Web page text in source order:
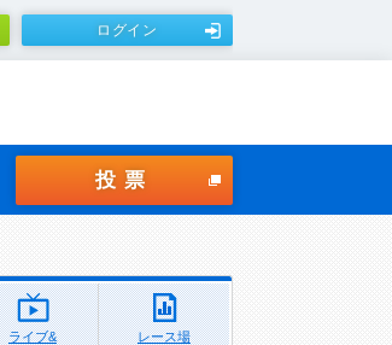
ログイン
投票
ライブ&
レース場